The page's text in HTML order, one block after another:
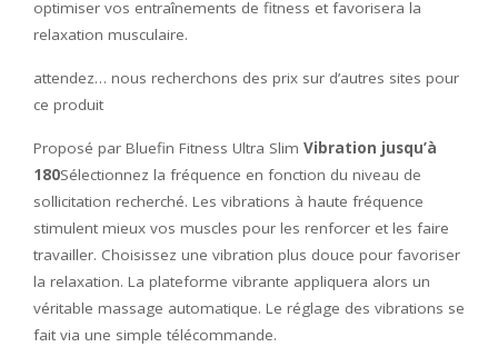
optimiser vos entraînements de fitness et favorisera la
relaxation musculaire.
attendez… nous recherchons des prix sur d’autres sites pour
ce produit
Proposé par Bluefin Fitness Ultra Slim Vibration jusqu’à
180Sélectionnez la fréquence en fonction du niveau de
sollicitation recherché. Les vibrations à haute fréquence
stimulent mieux vos muscles pour les renforcer et les faire
travailler. Choisissez une vibration plus douce pour favoriser
la relaxation. La plateforme vibrante appliquera alors un
véritable massage automatique. Le réglage des vibrations se
fait via une simple télécommande.